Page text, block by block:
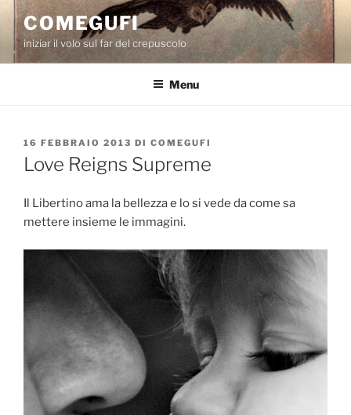
Salta
contenuto
COMEGUFI
iniziar il volo sul far del crepuscolo
Menu
PUBBLICATO
IL
16 FEBBRAIO 2013 DI COMEGUFI
Love Reigns Supreme
Il Libertino ama la bellezza e lo si vede da come sa
mettere insieme le immagini.